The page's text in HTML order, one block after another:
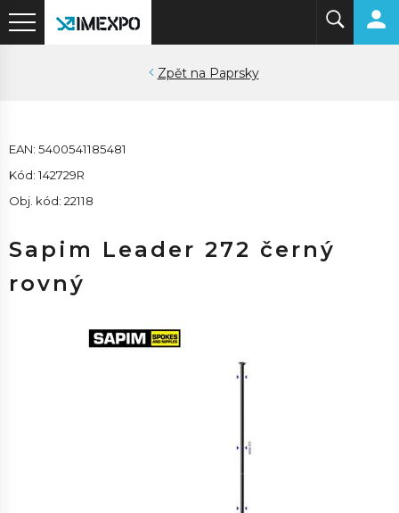
Paprsky
EAN: 5400541185481
Kód: 142729R
Obj. kód: 22118
Sapim Leader 272 černý
rovný